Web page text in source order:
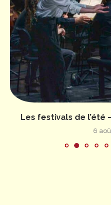
Les festivals de l’été
6